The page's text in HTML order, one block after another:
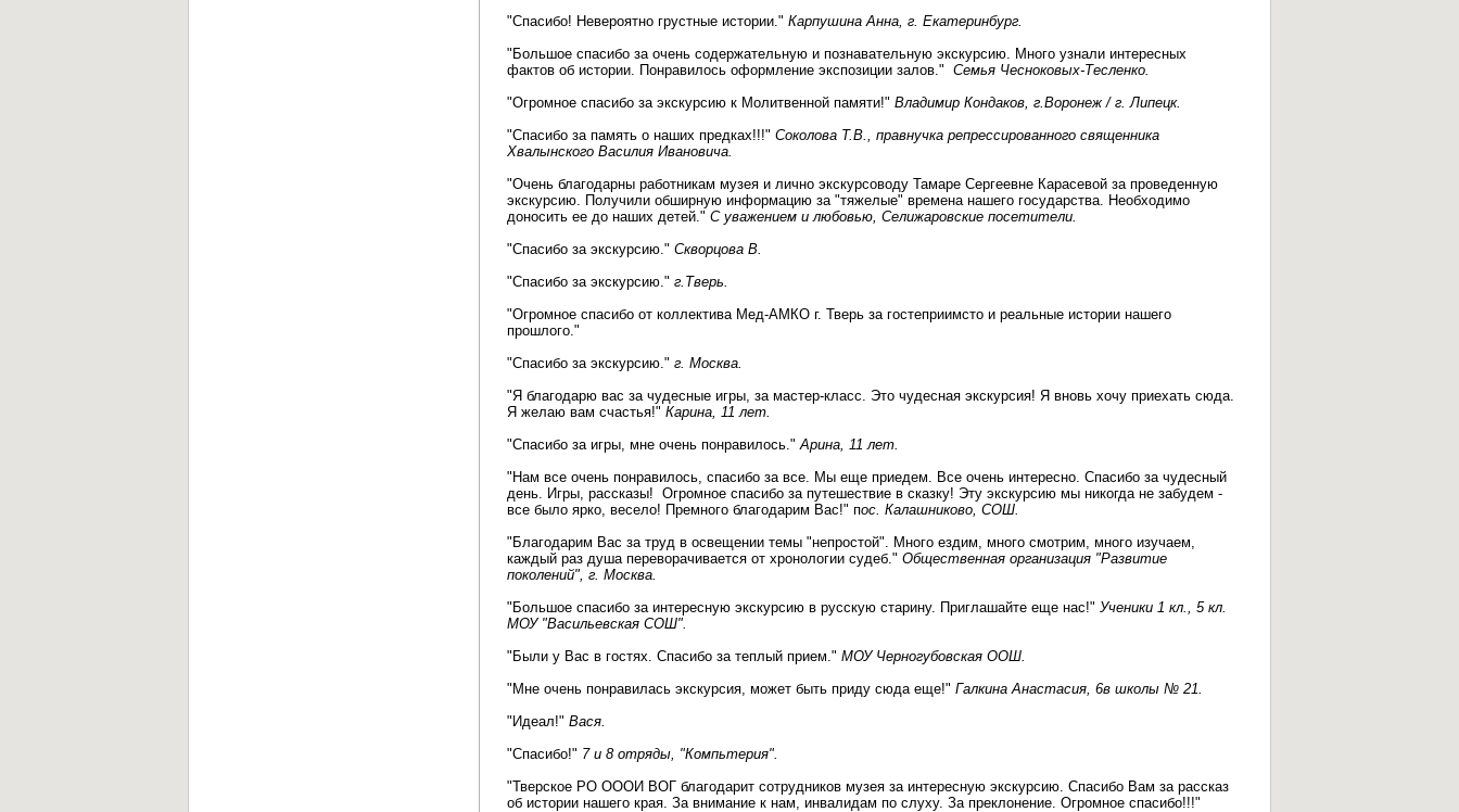
"Спасибо! Невероятно грустные истории." Карпушина Анна, г. Екатеринбург.
"Большое спасибо за очень содержательную и познавательную экскурсию. Много узнали интересных
фактов об истории. Понравилось оформление экспозиции залов." Семья Чесноковых-Тесленко.
"Огромное спасибо за экскурсию к Молитвенной памяти!" Владимир Кондаков, г.Воронеж / г. Липецк.
"Спасибо за память о наших предках!!!" Соколова Т.В., правнучка репрессированного священника
Хвалынского Василия Ивановича.
"Очень благодарны работникам музея и лично экскурсоводу Тамаре Сергеевне Карасевой за проведенную
экскурсию. Получили обширную информацию за "тяжелые" времена нашего государства. Необходимо
доносить ее до наших детей." С уважением и любовью, Селижаровские посетители.
"Спасибо за экскурсию." Скворцова В.
"Спасибо за экскурсию." г.Тверь.
"Огромное спасибо от коллектива Мед-АМКО г. Тверь за гостеприимсто и реальные истории нашего
прошлого."
"Спасибо за экскурсию." г. Москва.
"Я благодарю вас за чудесные игры, за мастер-класс. Это чудесная экскурсия! Я вновь хочу приехать сюда.
Я желаю вам счастья!" Карина, 11 лет.
"Спасибо за игры, мне очень понравилось."Арина, 11 лет.
"Нам все очень понравилось, спасибо за все. Мы еще приедем. Все очень интересно. Спасибо за чудесный
день. Игры, рассказы! Огромное спасибо за путешествие в сказку! Эту экскурсию мы никогда не забудем -
все было ярко, весело! Премного благодарим Вас!" пос. Калашниково, СОШ.
"Благодарим Вас за труд в освещении темы "непростой". Много ездим, много смотрим, много изучаем,
каждый раз душа переворачивается от хронологии судеб." Общественная организация "Развитие
поколений", г. Москва.
"Большое спасибо за интересную экскурсию в русскую старину. Приглашайте еще нас!" Ученики 1 кл., 5 кл.
МОУ "Васильевская СОШ".
"Были у Вас в гостях. Спасибо за теплый прием." МОУ Черногубовская ООШ.
"Мне очень понравилась экскурсия, может быть приду сюда еще!" Галкина Анастасия, 6в школы № 21.
"Идеал!" Вася.
"Спасибо!" 7 и 8 отряды, "Компьтерия".
"Тверское РО ОООИ ВОГ благодарит сотрудников музея за интересную экскурсию. Спасибо Вам за рассказ
об истории нашего края. За внимание к нам, инвалидам по слуху. За преклонение. Огромное спасибо!!!"